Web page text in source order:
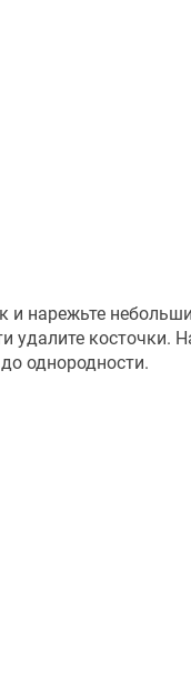
и нарежьте
удалите косточки.
однородности.